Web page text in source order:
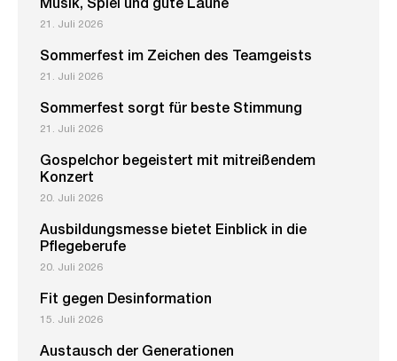
Musik, Spiel und gute Laune
21. Juli 2026
Sommerfest im Zeichen des Teamgeists
21. Juli 2026
Sommerfest sorgt für beste Stimmung
21. Juli 2026
Gospelchor begeistert mit mitreißendem
Konzert
20. Juli 2026
Ausbildungsmesse bietet Einblick in die
Pflegeberufe
20. Juli 2026
Fit gegen Desinformation
15. Juli 2026
Austausch der Generationen